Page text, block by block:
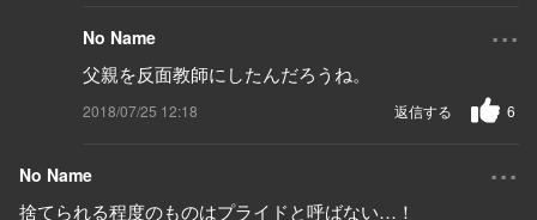
No Name ...
父親を反面教師にしたんだろうね。
2018/07/25 12:18 6
返信する
No Name ...
捨てられる程度のものはプライドと呼ばない…！